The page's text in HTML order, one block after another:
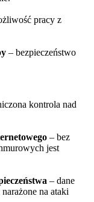
pracy z
– bezpieczeństwo
kontrola nad
– bez
jest
– dane
na ataki